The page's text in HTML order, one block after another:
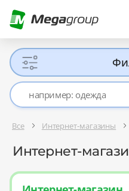
Все Интернет-магазины
Интернет-